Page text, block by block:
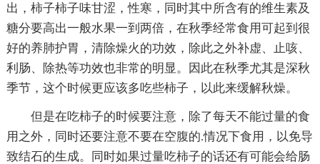
出，柿子柿子味甘涩，性寒，同时其中所含有的维生素及
糖分要高出一般水果一到两倍，在秋季经常食用可起到很
好的养肺护胃，清除燥火的功效，除此之外补虚、止咳、
利肠、除热等功效也非常的明显。因此在秋季尤其是深秋
季节，这个时候更应该多吃些柿子，以此来缓解秋燥。
但是在吃柿子的时候要注意，除了每天不能过量的食
用之外，同时还要注意不要在空腹的.情况下食用，以免导
致结石的生成。同时如果过量吃柿子的话还有可能会给肠